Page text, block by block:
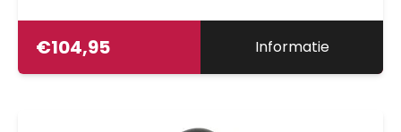
€104,95 Informatie